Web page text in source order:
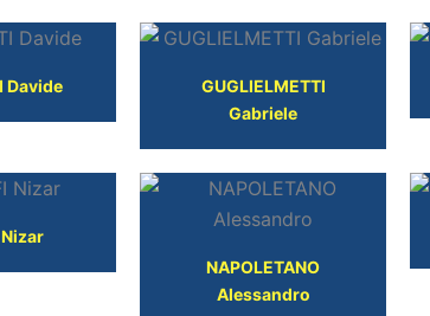
Davide
GUGLIELMETTI
Gabriele
NAPOLETANO
Alessandro